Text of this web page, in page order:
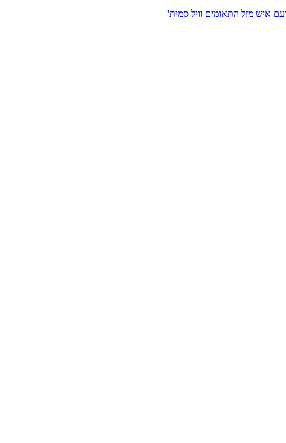
איש מזל התאומים וויל סמית'